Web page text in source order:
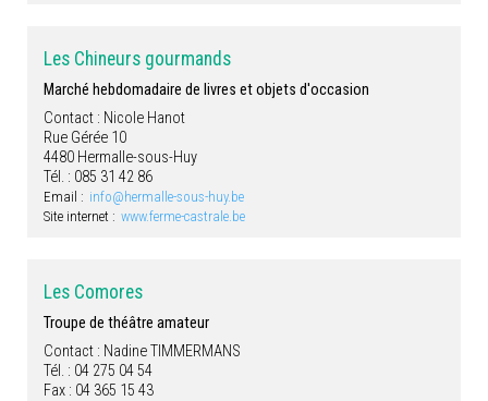
Les Chineurs gourmands
Marché hebdomadaire de livres et objets d'occasion
Contact : Nicole Hanot
Rue Gérée 10
4480 Hermalle-sous-Huy
Tél. : 085 31 42 86
Email : info@hermalle-sous-huy.be
Site internet : www.ferme-castrale.be
Les Comores
Troupe de théâtre amateur
Contact : Nadine TIMMERMANS
Tél. : 04 275 04 54
Fax : 04 365 15 43